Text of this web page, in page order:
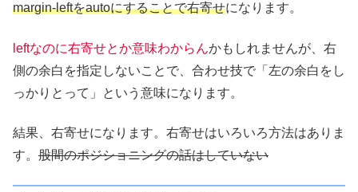
margin-leftをautoにすることで右寄せになります。
leftなのに右寄せとか意味わからんかもしれませんが、右
側の余白を指定しないことで、合わせ技で「左の余白をし
っかりとって」という意味になります。
結果、右寄せになります。右寄せはいろいろ方法はありま
す。 股間のポジショニングの話はしていない